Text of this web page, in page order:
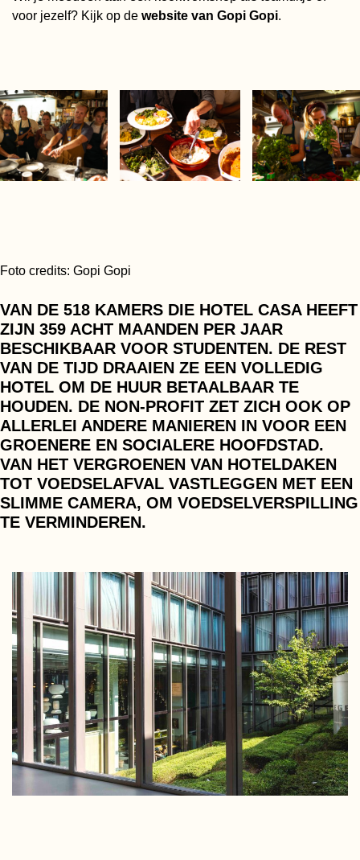
voor jezelf? Kijk op de website van Gopi Gopi.
Foto credits: Gopi Gopi
VAN DE 518 KAMERS DIE HOTEL CASA HEEFT
ZIJN 359 ACHT MAANDEN PER JAAR
BESCHIKBAAR VOOR STUDENTEN. DE REST
VAN DE TIJD DRAAIEN ZE EEN VOLLEDIG
HOTEL OM DE HUUR BETAALBAAR TE
HOUDEN. DE NON-PROFIT ZET ZICH OOK OP
ALLERLEI ANDERE MANIEREN IN VOOR EEN
GROENERE EN SOCIALERE HOOFDSTAD.
VAN HET VERGROENEN VAN HOTELDAKEN
TOT VOEDSELAFVAL VASTLEGGEN MET EEN
SLIMME CAMERA, OM VOEDSELVERSPILLING
TE VERMINDEREN.